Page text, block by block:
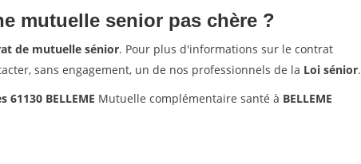
mutuelle senior pas chère ?
de mutuelle sénior. Pour plus d'informations sur le contrat
sans engagement, un de nos professionnels de la Loi sénior.
BELLEME Mutuelle complémentaire santé à BELLEME